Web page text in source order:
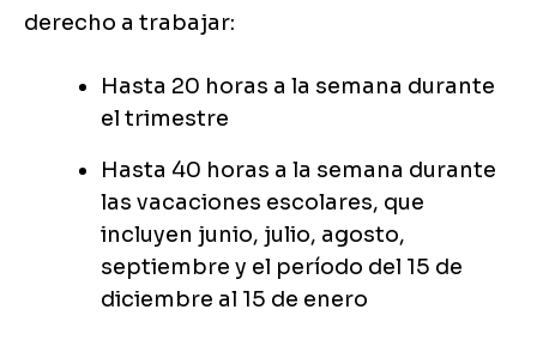
derecho a trabajar:
Hasta 20 horas a la semana durante
el trimestre
Hasta 40 horas a la semana durante
las vacaciones escolares, que
incluyen junio, julio, agosto,
septiembre y el período del 15 de
diciembre al 15 de enero